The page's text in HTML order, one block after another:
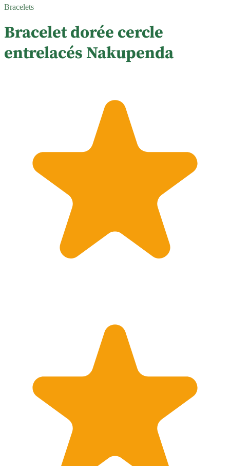
Bracelets
Bracelet dorée cercle
entrelacés Nakupenda